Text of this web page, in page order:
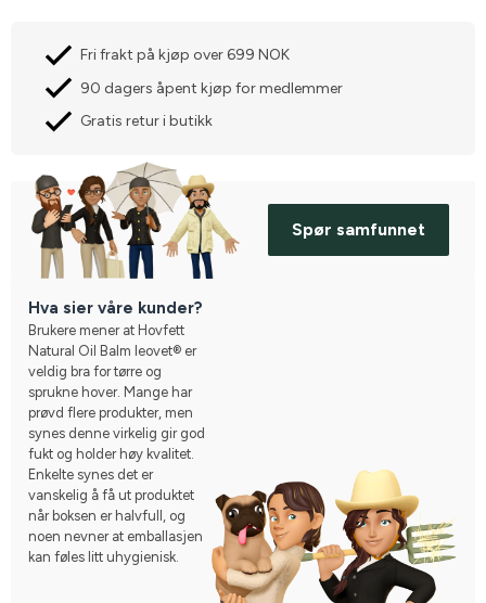
Fri frakt på kjøp over 699 NOK
90 dagers åpent kjøp for medlemmer
Gratis retur i butikk
Spør samfunnet
Hva sier våre kunder?
Brukere mener at Hovfett
Natural Oil Balm leovet® er
veldig bra for tørre og
sprukne hover. Mange har
prøvd flere produkter, men
synes denne virkelig gir god
fukt og holder høy kvalitet.
Enkelte synes det er
vanskelig å få ut produktet
når boksen er halvfull, og
noen nevner at emballasjen
kan føles litt uhygienisk.